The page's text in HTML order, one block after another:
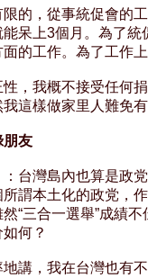
限的，從事統促會的
呆上3個月。為了
的工作。為了工作
，我概不接受任何
我這樣做家里人難免
朋友
：台灣島內也算是政
所謂本土化的政党，
“三合一選舉”成績
何？
講，我在台灣也有